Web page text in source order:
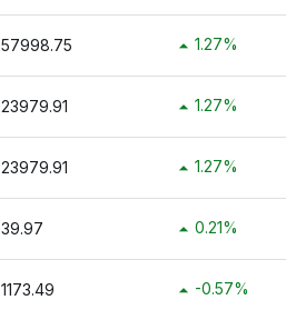
57998.75 1.27%
23979.91 1.27%
23979.91 1.27%
39.97 0.21%
1173.49 -0.57%